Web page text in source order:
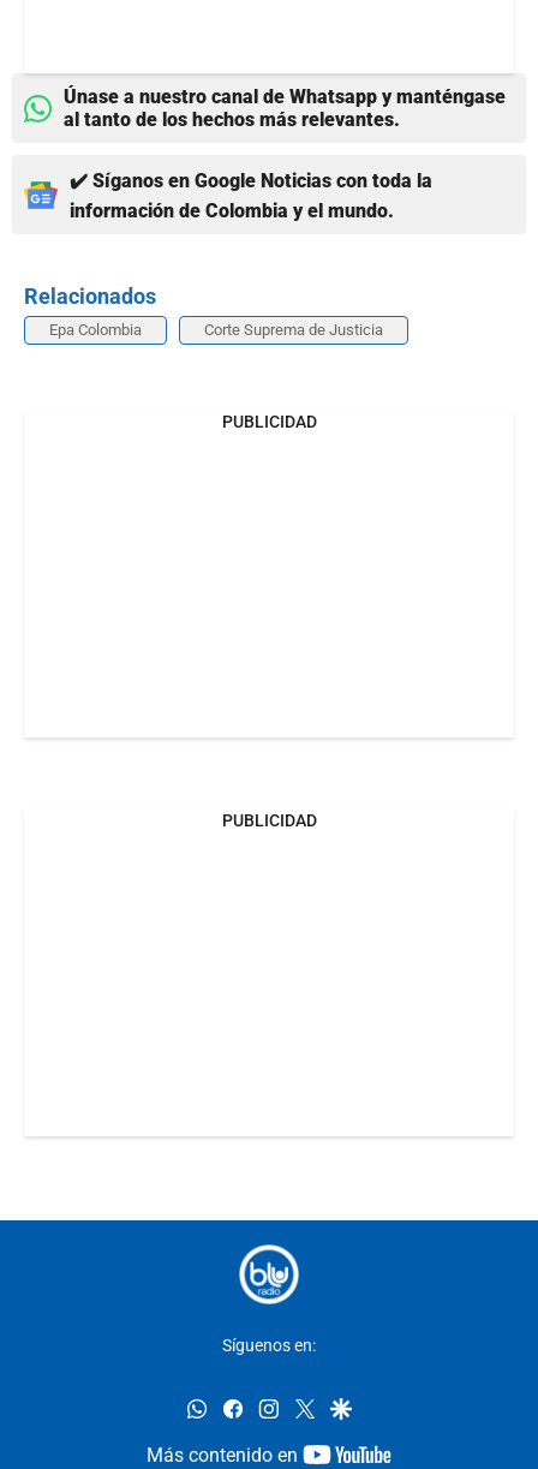
Únase a nuestro canal de Whatsapp y manténgase
al tanto de los hechos más relevantes.
✔️ Síganos en Google Noticias con toda la
información de Colombia y el mundo.
Relacionados
Epa Colombia Corte Suprema de Justicia
PUBLICIDAD
PUBLICIDAD
Síguenos en:
whatsappfacebookinstagram
twittergoogle
Más contenido en
youtube-